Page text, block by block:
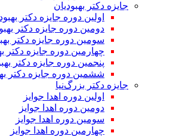
جایزه دکتر بهبودیان
اولین دوره جایزه دکتر
دومین دوره جایزه دکتر
سومین دوره جایزه دکتر
چهارمین دوره جایزه دکتر
پنجمین دوره جایزه دکتر
ششمین دوره جایزه دکتر
جایزه دکتر بزرگ‌نیا
اولین دوره اهدا جوایز
دومین دوره اهدا جوایز
سومین دوره اهدا جوایز
چهارمین دوره اهدا جوایز